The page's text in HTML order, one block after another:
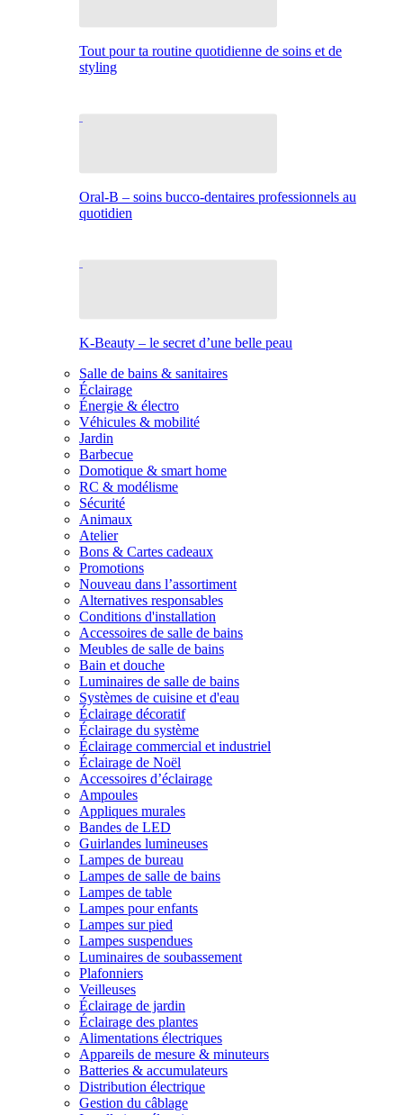
Tout pour ta routine quotidienne de soins et de
styling
Oral-B – soins bucco-dentaires professionnels au
quotidien
K-Beauty – le secret d’une belle peau
Salle de bains & sanitaires
Éclairage
Énergie & électro
Véhicules & mobilité
Jardin
Barbecue
Domotique & smart home
RC & modélisme
Sécurité
Animaux
Atelier
Bons & Cartes cadeaux
Promotions
Nouveau dans l’assortiment
Alternatives responsables
Conditions d'installation
Accessoires de salle de bains
Meubles de salle de bains
Bain et douche
Luminaires de salle de bains
Systèmes de cuisine et d'eau
Éclairage décoratif
Éclairage du système
Éclairage commercial et industriel
Éclairage de Noël
Accessoires d’éclairage
Ampoules
Appliques murales
Bandes de LED
Guirlandes lumineuses
Lampes de bureau
Lampes de salle de bains
Lampes de table
Lampes pour enfants
Lampes sur pied
Lampes suspendues
Luminaires de soubassement
Plafonniers
Veilleuses
Éclairage de jardin
Éclairage des plantes
Alimentations électriques
Appareils de mesure & minuteurs
Batteries & accumulateurs
Distribution électrique
Gestion du câblage